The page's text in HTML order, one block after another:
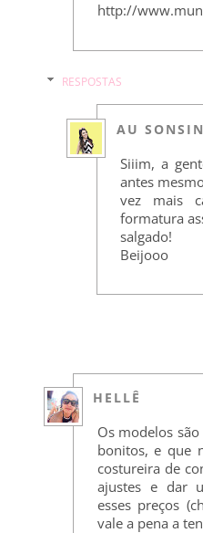
http://
RESPOSTAS
AU SONSIN
Siiim, a
antes
vez mais
formatura
salgado!
Beijooo
HELLÊ
Os modelos
bonitos, e que
costureira de
ajustes e dar
esses preços
vale a pena a